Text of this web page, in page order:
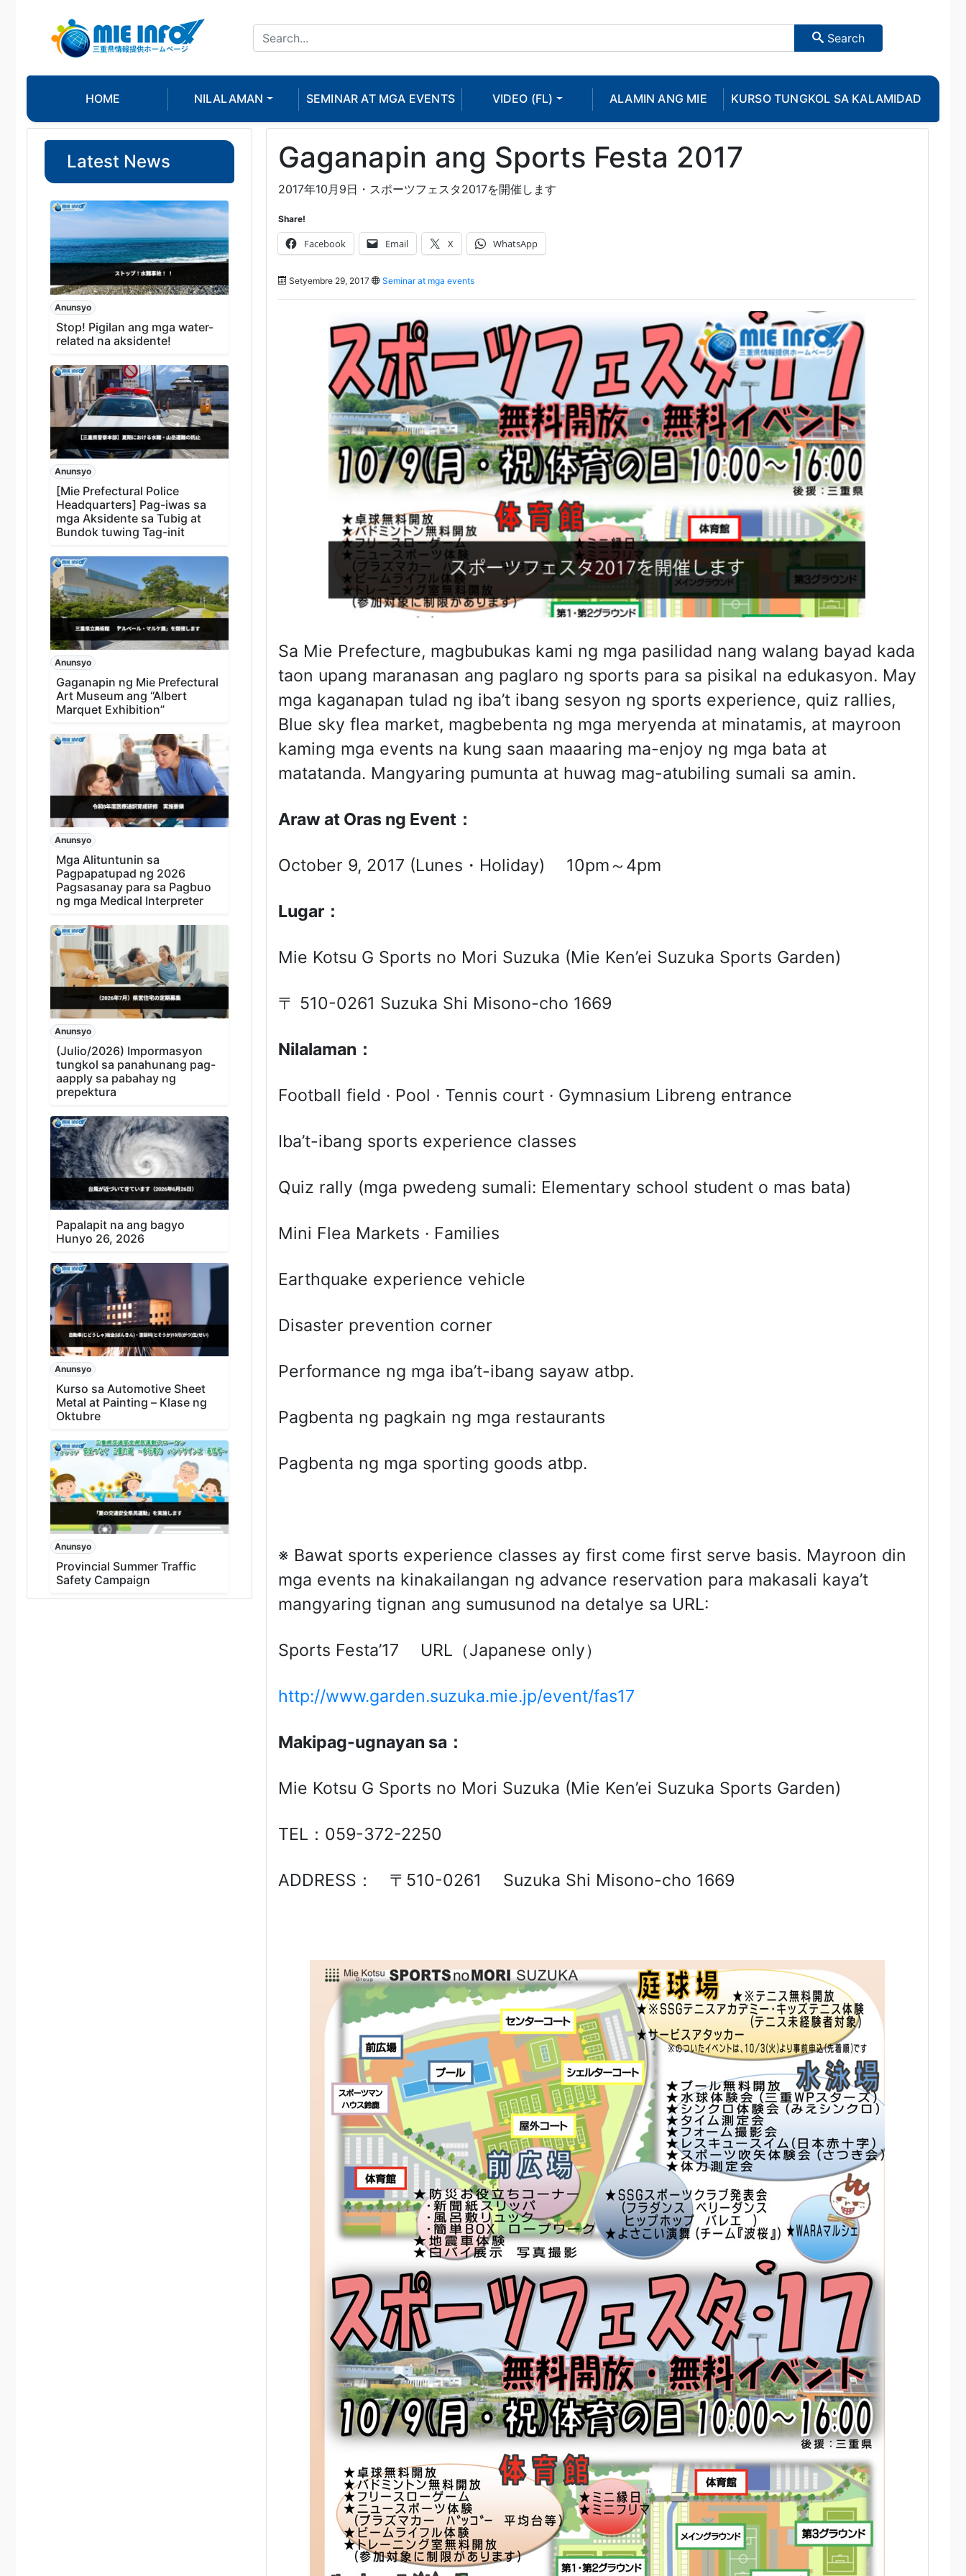
Search
HOME NILALAMAN SEMINAR AT MGA EVENTS VIDEO (FL) ALAMIN ANG MIE KURSO TUNGKOL SA KALAMIDAD
Latest News
Anunsyo
Stop! Pigilan ang mga water-
related na aksidente!
Anunsyo
[Mie Prefectural Police
Headquarters] Pag-iwas sa
mga Aksidente sa Tubig at
Bundok tuwing Tag-init
Anunsyo
Gaganapin ng Mie Prefectural
Art Museum ang “Albert
Marquet Exhibition”
Anunsyo
Mga Alituntunin sa
Pagpapatupad ng 2026
Pagsasanay para sa Pagbuo
ng mga Medical Interpreter
Anunsyo
(Julio/2026) Impormasyon
tungkol sa panahunang pag-
aapply sa pabahay ng
prepektura
Papalapit na ang bagyo
Hunyo 26, 2026
Anunsyo
Kurso sa Automotive Sheet
Metal at Painting – Klase ng
Oktubre
Anunsyo
Provincial Summer Traffic
Safety Campaign
Gaganapin ang Sports Festa 2017
2017年10月9日・スポーツフェスタ2017を開催します
Share!
Facebook Email X WhatsApp
Setyembre 29, 2017 Seminar at mga events
Sa Mie Prefecture, magbubukas kami ng mga pasilidad nang walang bayad kada
taon upang maranasan ang paglaro ng sports para sa pisikal na edukasyon. May
mga kaganapan tulad ng iba’t ibang sesyon ng sports experience, quiz rallies,
Blue sky flea market, magbebenta ng mga meryenda at minatamis, at mayroon
kaming mga events na kung saan maaaring ma-enjoy ng mga bata at
matatanda. Mangyaring pumunta at huwag mag-atubiling sumali sa amin.
Araw at Oras ng Event：
October 9, 2017 (Lunes・Holiday) 10pm～4pm
Lugar：
Mie Kotsu G Sports no Mori Suzuka (Mie Ken’ei Suzuka Sports Garden)
〒 510-0261 Suzuka Shi Misono-cho 1669
Nilalaman ：
Football field · Pool · Tennis court · Gymnasium Libreng entrance
Iba’t-ibang sports experience classes
Quiz rally (mga pwedeng sumali: Elementary school student o mas bata)
Mini Flea Markets · Families
Earthquake experience vehicle
Disaster prevention corner
Performance ng mga iba’t-ibang sayaw atbp.
Pagbenta ng pagkain ng mga restaurants
Pagbenta ng mga sporting goods atbp.
※ Bawat sports experience classes ay first come first serve basis. Mayroon din
mga events na kinakailangan ng advance reservation para makasali kaya’t
mangyaring tignan ang sumusunod na detalye sa URL:
Sports Festa’17 URL（Japanese only）
http://www.garden.suzuka.mie.jp/event/fas17
Makipag-ugnayan sa：
Mie Kotsu G Sports no Mori Suzuka (Mie Ken’ei Suzuka Sports Garden)
TEL：059-372-2250
ADDRESS： 〒510-0261 Suzuka Shi Misono-cho 1669